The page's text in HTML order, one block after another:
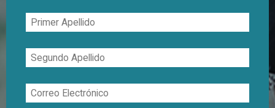
Primer
Apellido
Segundo
Apellido
Correo
Electrónico